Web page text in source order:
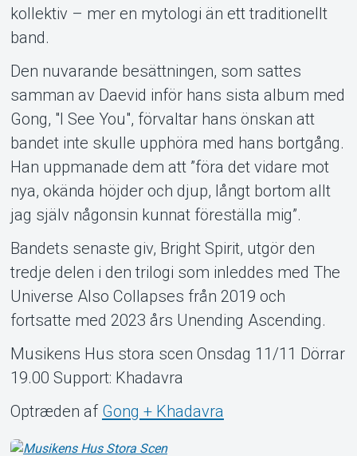
Om Tickster
kollektiv – mer en mytologi än ett traditionellt
band.
Den nuvarande besättningen, som sattes
samman av Daevid inför hans sista album med
Gong, "I See You", förvaltar hans önskan att
bandet inte skulle upphöra med hans bortgång.
Han uppmanade dem att ”föra det vidare mot
nya, okända höjder och djup, långt bortom allt
jag själv någonsin kunnat föreställa mig”.
Bandets senaste giv, Bright Spirit, utgör den
tredje delen i den trilogi som inleddes med The
Universe Also Collapses från 2019 och
fortsatte med 2023 års Unending Ascending.
Musikens Hus stora scen Onsdag 11/11 Dörrar
19.00 Support: Khadavra
Optræden af Gong + Khadavra